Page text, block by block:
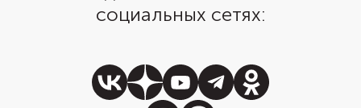
социальных сетях: